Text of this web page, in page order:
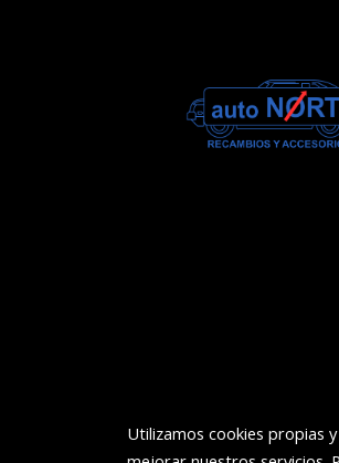
Utilizamos cookies propias